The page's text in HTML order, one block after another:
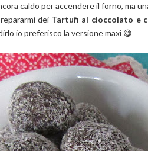
caldo per accendere il forno, ma
dei Tartufi al cioccolato e
io preferisco la versione maxi 😋